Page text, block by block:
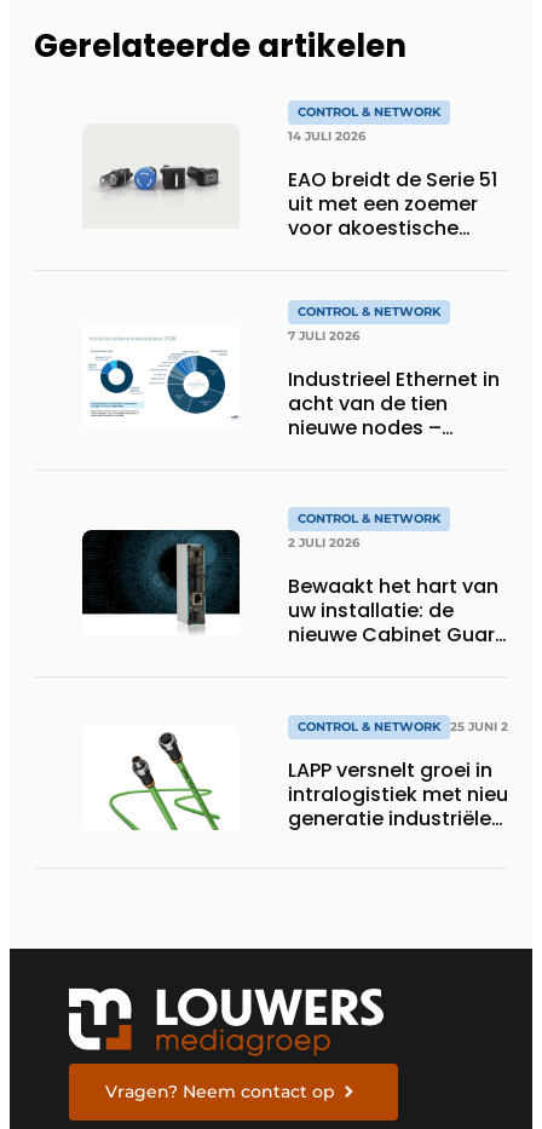
Gerelateerde artikelen
CONTROL & NETWORK
14 JULI 2026
EAO breidt de Serie 51
uit met een zoemer
voor akoestische
CONTROL & NETWORK
7 JULI 2026
Industrieel Ethernet in
acht van de tien
nieuwe nodes –
sneller volgens de
jaarlijkse analyse van
HMS Networks
CONTROL & NETWORK
2 JULI 2026
Bewaakt het hart van
uw installatie: de
nieuwe Cabinet Guard
CONTROL & NETWORK 25 JUNI 2026
LAPP versnelt groei in
intralogistiek met nieuwe
generatie industriële
Vragen? Neem contact op